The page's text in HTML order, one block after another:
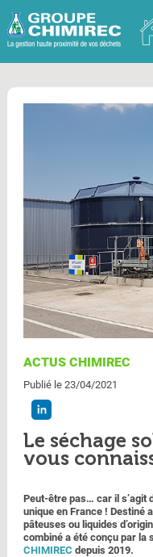
ACTUS CHIMIREC
Publié le 23/04/2021
Le séchage
vous
Peut-être pas… car il s’agit
unique en France ! Destiné
pâteuses ou liquides
combiné a été conçu par la
CHIMIREC depuis 2019.